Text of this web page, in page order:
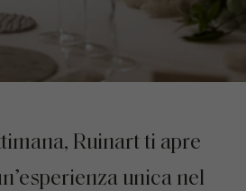
Ruinart ti apre
unica nel